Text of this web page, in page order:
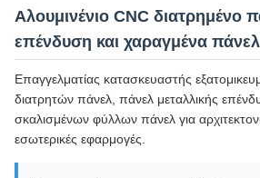
Αλουμινένιο CNC διατρημένο
επένδυση και χαραγμένα
Επαγγελματίας κατασκευαστής
διατρητών πάνελ, πάνελ μεταλλικής
σκαλισμένων φύλλων πάνελ για
εσωτερικές εφαρμογές.